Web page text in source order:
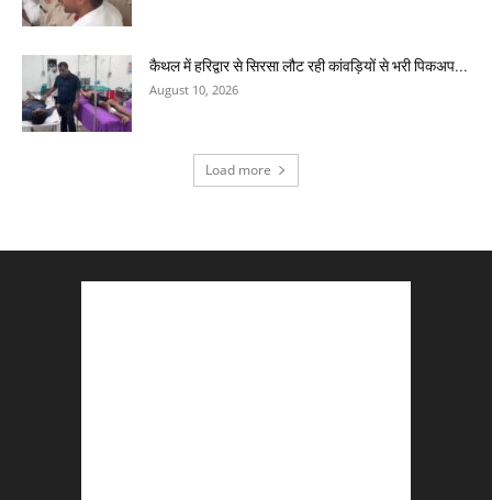
कैथल में हरिद्वार से सिरसा लौट रही कांवड़ियों से भरी पिकअप...
August 10, 2026
Load more